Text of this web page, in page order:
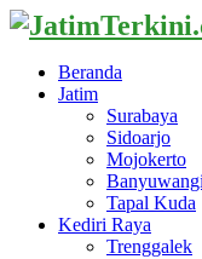
Beranda
Jatim
Surabaya
Sidoarjo
Mojokerto
Banyuwangi
Tapal Kuda
Kediri Raya
Trenggalek